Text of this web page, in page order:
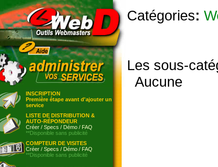
INSCRIPTION
Première étape avant d'ajouter un
service
LISTE DE DISTRIBUTION &
AUTO-RÉPONDEUR
Créer / Specs / Démo / FAQ
**Disponible sans publicité
COMPTEUR DE VISITES
Créer / Specs / Démo / FAQ
**Disponible sans publicité
Catégories:
Les sous-
Aucune